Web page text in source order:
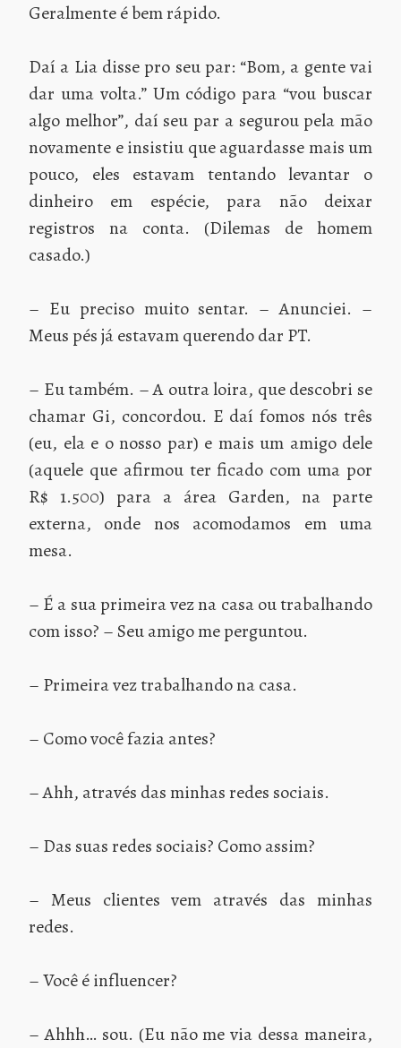
Geralmente é bem rápido.
Daí a Lia disse pro seu par: “Bom, a gente vai
dar uma volta.” Um código para “vou buscar
algo melhor”, daí seu par a segurou pela mão
novamente e insistiu que aguardasse mais um
pouco, eles estavam tentando levantar o
dinheiro em espécie, para não deixar
registros na conta. (Dilemas de homem
casado.)
– Eu preciso muito sentar. – Anunciei. –
Meus pés já estavam querendo dar PT.
– Eu também. – A outra loira, que descobri se
chamar Gi, concordou. E daí fomos nós três
(eu, ela e o nosso par) e mais um amigo dele
(aquele que afirmou ter ficado com uma por
R$ 1.500) para a área Garden, na parte
externa, onde nos acomodamos em uma
mesa.
– É a sua primeira vez na casa ou trabalhando
com isso? – Seu amigo me perguntou.
– Primeira vez trabalhando na casa.
– Como você fazia antes?
– Ahh, através das minhas redes sociais.
– Das suas redes sociais? Como assim?
– Meus clientes vem através das minhas
redes.
– Você é influencer?
– Ahhh… sou. (Eu não me via dessa maneira,